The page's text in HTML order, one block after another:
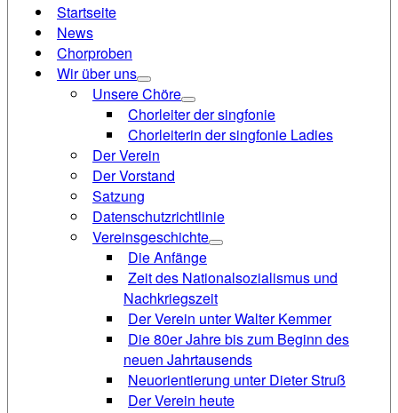
Startseite
News
Chorproben
Wir über uns
Unsere Chöre
Chorleiter der singfonie
Chorleiterin der singfonie Ladies
Der Verein
Der Vorstand
Satzung
Datenschutzrichtlinie
Vereinsgeschichte
Die Anfänge
Zeit des Nationalsozialismus und
Nachkriegszeit
Der Verein unter Walter Kemmer
Die 80er Jahre bis zum Beginn des
neuen Jahrtausends
Neuorientierung unter Dieter Struß
Der Verein heute